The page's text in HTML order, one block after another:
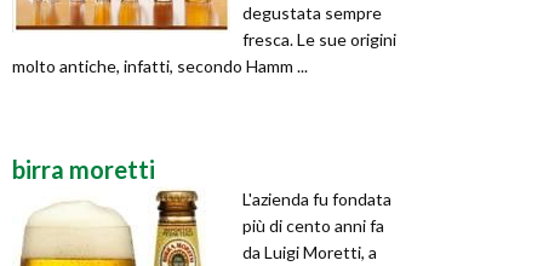
degustata sempre
fresca. Le sue origini
molto antiche, infatti, secondo Hamm ...
birra moretti
L'azienda fu fondata
più di cento anni fa
da Luigi Moretti, a